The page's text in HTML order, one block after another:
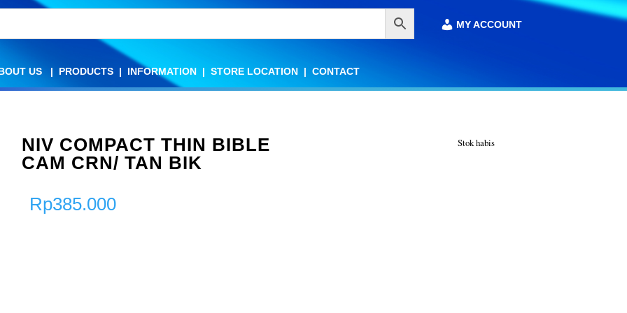
US | PRODUCTS | INFORMATION | STORE LOCATION | CONTACT
MY ACCOUNT
US | PRODUCTS | INFORMATION | STORE LOCATION | CONTACT
MY ACCOUNT
NIV COMPACT THIN BIBLE
CAM CRN/ TAN BIK
Rp385.000
Stok habis